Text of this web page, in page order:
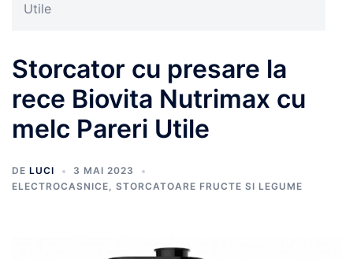
Utile
Storcator cu presare la
rece Biovita Nutrimax cu
melc Pareri Utile
DE LUCI
3 MAI 2023
ELECTROCASNICE, STORCATOARE FRUCTE SI LEGUME